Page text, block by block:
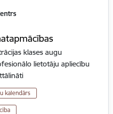
klases augu
lietotāju apliecību
kalendārs